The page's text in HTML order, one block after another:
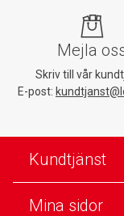
Mejla
Skriv till vår
E-post:
Kundtjänst
Mina sidor